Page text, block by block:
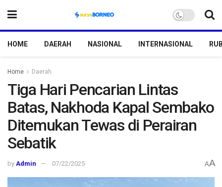
HOME DAERAH NASIONAL INTERNASIONAL
Home Daerah
Tiga Hari Pencarian Lintas
Batas, Nakhoda Kapal Sembako
Ditemukan Tewas di Perairan
Sebatik
by Admin 07/22/2025 AA